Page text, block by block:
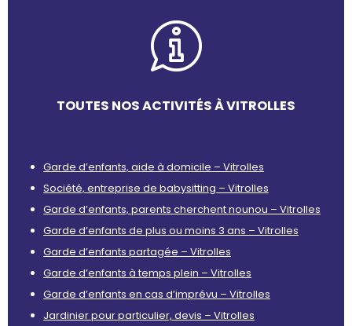
TOUTES NOS ACTIVITÉS À VITROLLES
Garde d’enfants, aide à domicile – Vitrolles
Société, entreprise de babysitting – Vitrolles
Garde d’enfants, parents cherchent nounou – Vitrolles
Garde d’enfants de plus ou moins 3 ans – Vitrolles
Garde d’enfants partagée – Vitrolles
Garde d’enfants à temps plein – Vitrolles
Garde d’enfants en cas d’imprévu – Vitrolles
Jardinier pour particulier, devis – Vitrolles